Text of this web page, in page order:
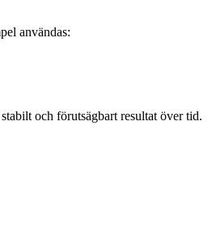
användas:
och förutsägbart resultat över tid.